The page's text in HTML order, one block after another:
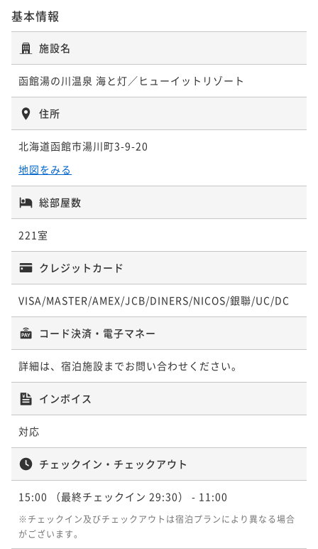
【夕食付】豪快な漁師飯を堪能＆解放感あふれる格別
インフィニティ露天風呂＜夕食付きプラン＞
夕食付き 現地決済可
ポイント即利用で
最大5％OFF
くす宿＜朝夕食付きプラン＞
二食付き 現地決済可
ポイント即利用で最大5％OFF
2名 ¥ 39,140 ~
基本情報
施設名
函館湯の川温泉 海と灯／ヒューイットリゾート
住所
北海道函館市湯川町3-9-20
地図をみる
総部屋数
221室
クレジットカード
VISA/MASTER/AMEX/JCB/DINERS/NICOS/銀聯/UC/DC
コード決済・電子マネー
詳細は、宿泊施設までお問い合わせください。
インボイス
対応
チェックイン・チェックアウト
15:00 （最終チェックイン 29:30） - 11:00
※チェックイン及びチェックアウトは宿泊プランにより異なる場合
がございます。